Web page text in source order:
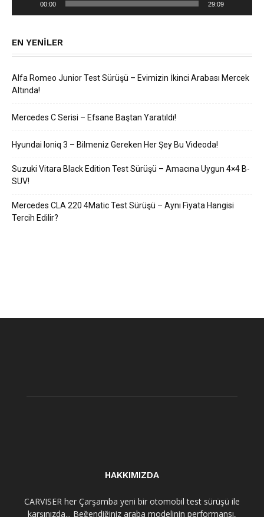
00:00 29:09
EN YENILER
Alfa Romeo Junior Test Sürüşü – Evimizin İkinci Arabası Mercek
Altında!
Mercedes C Serisi – Efsane Baştan Yaratıldı!
Hyundai Ioniq 3 – Bilmeniz Gereken Her Şey Bu Videoda!
Suzuki Vitara Black Edition Test Sürüşü – Amacına Uygun 4×4 B-
SUV!
Mercedes CLA 220 4Matic Test Sürüşü – Aynı Fiyata Hangisi
Tercih Edilir?
HAKKIMIZDA
CARVISER her Çarşamba yeni bir otomobil test sürüşü ile
karşınızda... Beğendiğiniz araba modelinin performansı,